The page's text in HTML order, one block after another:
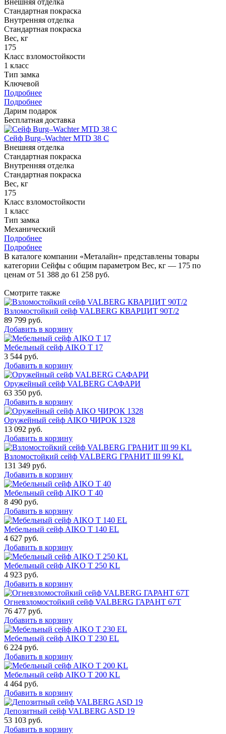
Стандартная покраска
Внутренняя отделка
Стандартная покраска
Вес, кг
175
Класс взломостойкости
1 класс
Тип замка
Ключевой
Подробнее
Подробнее
Дарим подарок
Бесплатная доставка
Сейф Burg–Wachter MTD 38 C
Внешняя отделка
Стандартная покраска
Внутренняя отделка
Стандартная покраска
Вес, кг
175
Класс взломостойкости
1 класс
Тип замка
Механический
Подробнее
Подробнее
В каталоге компании «Металайн» представлены товары
категории Сейфы с общим параметром Вес, кг — 175 по
ценам от 51 388 до 61 258 руб.
Смотрите также
Взломостойкий сейф VALBERG КВАРЦИТ 90Т/2
89 799 руб.
Добавить в корзину
Мебельный сейф AIKO Т 17
3 544 руб.
Добавить в корзину
Оружейный сейф VALBERG САФАРИ
63 350 руб.
Добавить в корзину
Оружейный сейф AIKO ЧИРОК 1328
13 092 руб.
Добавить в корзину
Взломостойкий сейф VALBERG ГРАНИТ III 99 KL
131 349 руб.
Добавить в корзину
Мебельный сейф AIKO Т 40
8 490 руб.
Добавить в корзину
Мебельный сейф AIKO T 140 EL
4 627 руб.
Добавить в корзину
Мебельный сейф AIKO T 250 KL
4 923 руб.
Добавить в корзину
Огневзломостойкий сейф VALBERG ГАРАНТ 67T
76 477 руб.
Добавить в корзину
Мебельный сейф AIKO T 230 EL
6 224 руб.
Добавить в корзину
Мебельный сейф AIKO T 200 KL
4 464 руб.
Добавить в корзину
Депозитный сейф VALBERG ASD 19
53 103 руб.
Добавить в корзину